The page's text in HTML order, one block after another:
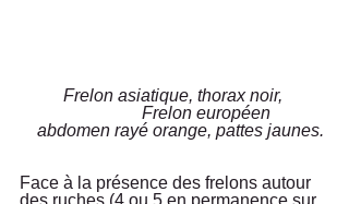
                            Frelon européen
    abdomen rayé orange, pattes jaunes.
Face à la présence des frelons autour
des ruches (4 ou 5 en permanence sur